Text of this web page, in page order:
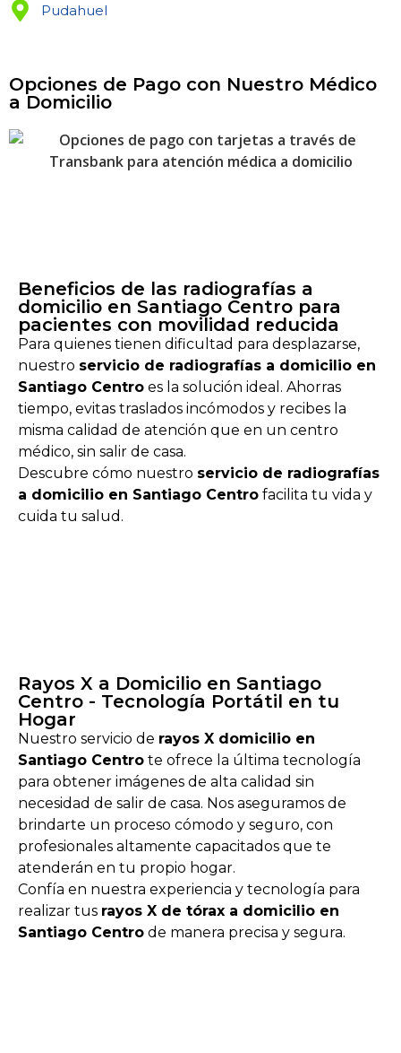
Pudahuel
Opciones de Pago con Nuestro Médico
a Domicilio
Beneficios de las radiografías a
domicilio en Santiago Centro para
pacientes con movilidad reducida
Para quienes tienen dificultad para desplazarse,
nuestro servicio de radiografías a domicilio en
Santiago Centro es la solución ideal. Ahorras
tiempo, evitas traslados incómodos y recibes la
misma calidad de atención que en un centro
médico, sin salir de casa.
Descubre cómo nuestro servicio de radiografías
a domicilio en Santiago Centro facilita tu vida y
cuida tu salud.
Rayos X a Domicilio en Santiago
Centro - Tecnología Portátil en tu
Hogar
Nuestro servicio de rayos X domicilio en
Santiago Centro te ofrece la última tecnología
para obtener imágenes de alta calidad sin
necesidad de salir de casa. Nos aseguramos de
brindarte un proceso cómodo y seguro, con
profesionales altamente capacitados que te
atenderán en tu propio hogar.
Confía en nuestra experiencia y tecnología para
realizar tus rayos X de tórax a domicilio en
Santiago Centro de manera precisa y segura.